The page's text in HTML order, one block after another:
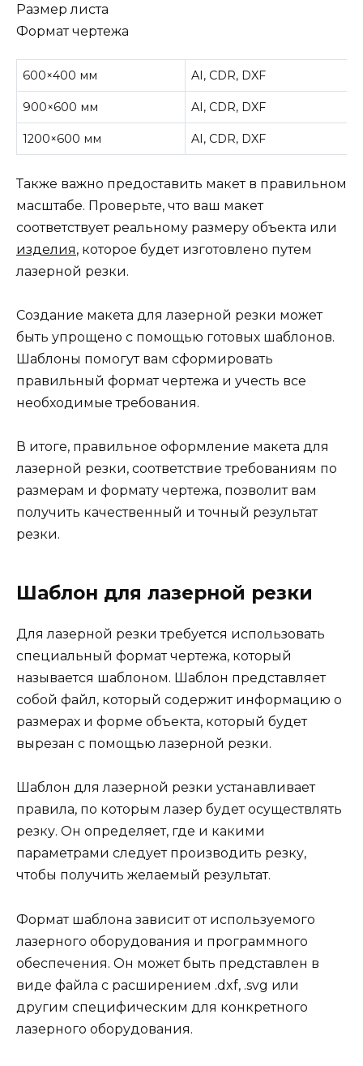
Размер листа
Формат чертежа
600×400 мм AI, CDR, DXF
900×600 мм AI, CDR, DXF
1200×600 мм AI, CDR, DXF
Также важно предоставить макет в правильном
масштабе. Проверьте, что ваш макет
соответствует реальному размеру объекта или
изделия, которое будет изготовлено путем
лазерной резки.
Создание макета для лазерной резки может
быть упрощено с помощью готовых шаблонов.
Шаблоны помогут вам сформировать
правильный формат чертежа и учесть все
необходимые требования.
В итоге, правильное оформление макета для
лазерной резки, соответствие требованиям по
размерам и формату чертежа, позволит вам
получить качественный и точный результат
резки.
Шаблон для лазерной резки
Для лазерной резки требуется использовать
специальный формат чертежа, который
называется шаблоном. Шаблон представляет
собой файл, который содержит информацию о
размерах и форме объекта, который будет
вырезан с помощью лазерной резки.
Шаблон для лазерной резки устанавливает
правила, по которым лазер будет осуществлять
резку. Он определяет, где и какими
параметрами следует производить резку,
чтобы получить желаемый результат.
Формат шаблона зависит от используемого
лазерного оборудования и программного
обеспечения. Он может быть представлен в
виде файла с расширением .dxf, .svg или
другим специфическим для конкретного
лазерного оборудования.